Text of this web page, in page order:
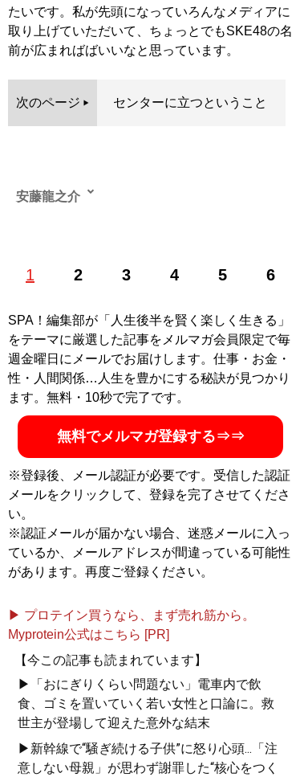
たいです。私が先頭になっていろんなメディアに
取り上げていただいて、ちょっとでもSKE48の名
前が広まればばいいなと思っています。
次のページ センターに立つということ
1 2 3 4 5 6
安藤龍之介
記事一覧へ
SPA！編集部が「人生後半を賢く楽しく生きる」
をテーマに厳選した記事をメルマガ会員限定で毎
週金曜日にメールでお届けします。仕事・お金・
性・人間関係…人生を豊かにする秘訣が見つかり
ます。無料・10秒で完了です。
無料でメルマガ登録する⇒⇒
※登録後、メール認証が必要です。受信した認証
メールをクリックして、登録を完了させてくださ
い。
※認証メールが届かない場合、迷惑メールに入っ
ているか、メールアドレスが間違っている可能性
があります。再度ご登録ください。
▶ プロテイン買うなら、まず売れ筋から。
Myprotein公式はこちら [PR]
【今この記事も読まれています】
▶「おにぎりくらい問題ない」電車内で飲
食、ゴミを置いていく若い女性と口論に。救
世主が登場して迎えた意外な結末
▶新幹線で“騒ぎ続ける子供”に怒り心頭...「注
意しない母親」が思わず謝罪した“核心をつく